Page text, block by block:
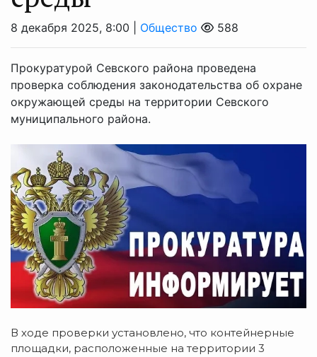
8 декабря 2025, 8:00 | Общество 588
Прокуратурой Севского района проведена
проверка соблюдения законодательства об охране
окружающей среды на территории Севского
муниципального района.
В ходе проверки установлено, что контейнерные
площадки, расположенные на территории 3